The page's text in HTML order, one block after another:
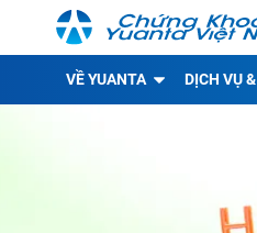
VỀ YUANTA DỊCH VỤ